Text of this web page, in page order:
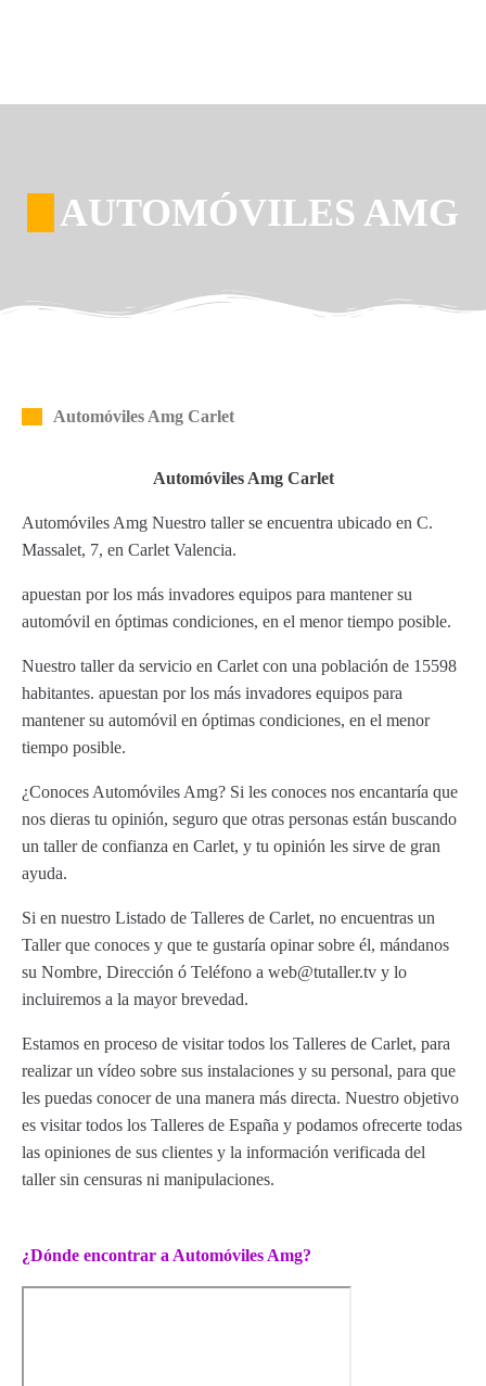
AUTOMÓVILES AMG
Automóviles Amg Carlet
Automóviles Amg Carlet
Automóviles Amg Nuestro taller se encuentra ubicado en C.
Massalet, 7, en Carlet Valencia.
apuestan por los más invadores equipos para mantener su
automóvil en óptimas condiciones, en el menor tiempo posible.
Nuestro taller da servicio en Carlet con una población de 15598
habitantes. apuestan por los más invadores equipos para
mantener su automóvil en óptimas condiciones, en el menor
tiempo posible.
¿Conoces Automóviles Amg? Si les conoces nos encantaría que
nos dieras tu opinión, seguro que otras personas están buscando
un taller de confianza en Carlet, y tu opinión les sirve de gran
ayuda.
Si en nuestro Listado de Talleres de Carlet, no encuentras un
Taller que conoces y que te gustaría opinar sobre él, mándanos
su Nombre, Dirección ó Teléfono a web@tutaller.tv y lo
incluiremos a la mayor brevedad.
Estamos en proceso de visitar todos los Talleres de Carlet, para
realizar un vídeo sobre sus instalaciones y su personal, para que
les puedas conocer de una manera más directa. Nuestro objetivo
es visitar todos los Talleres de España y podamos ofrecerte todas
las opiniones de sus clientes y la información verificada del
taller sin censuras ni manipulaciones.
¿Dónde encontrar a Automóviles Amg?